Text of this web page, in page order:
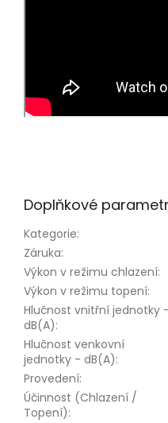
Doplňkové
Kategorie:
Záruka:
Výkon v režimu chlazení:
Výkon v režimu topení:
Hlučnost vnitřní jednotky -
dB(A):
Hlučnost venkovní
jednotky - dB(A):
Provedení:
Účinnost (Chlazení /
Topení):